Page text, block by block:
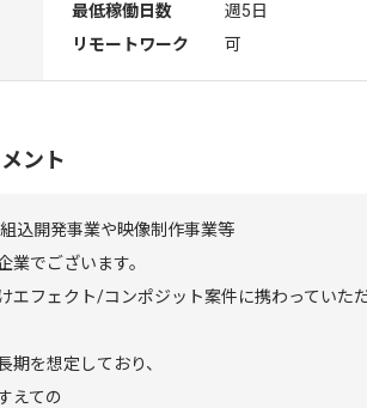
最低稼働日数
週5日
リモートワーク
可
ント
込開発事業や映像制作事業等
業でございます。
エフェクト/コンポジット案件に携わっていた
期を想定しており、
えての